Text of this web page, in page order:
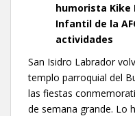
humorista Kike
Infantil de la
actividades
San Isidro Labrador
templo parroquial del
las fiestas
de semana grande. Lo